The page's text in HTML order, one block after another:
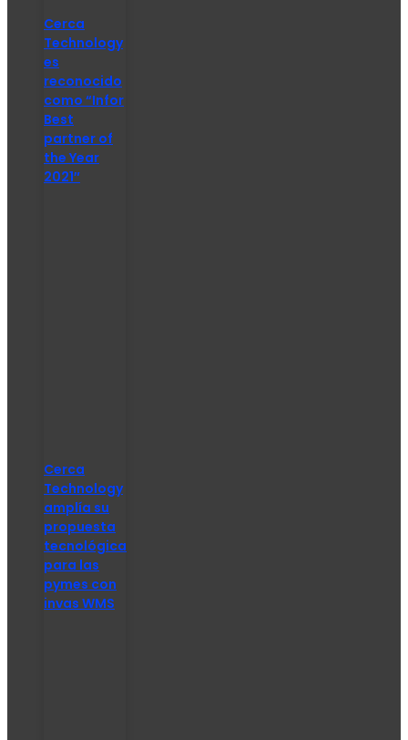
Cerca
Technology
es
reconocido
como “Infor
Best
partner of
the Year
2021″
Cerca
Technology
amplía su
propuesta
tecnológica
para las
pymes con
invas WMS